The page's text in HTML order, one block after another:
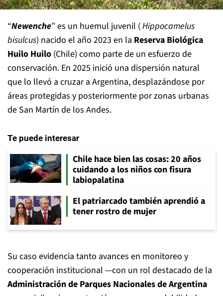
“Newenche” es un huemul juvenil (Hippocamelus
bisulcus) nacido el año 2023 en la Reserva Biológica
Huilo Huilo (Chile) como parte de un esfuerzo de
conservación. En 2025 inició una dispersión natural
que lo llevó a cruzar a Argentina, desplazándose por
áreas protegidas y posteriormente por zonas urbanas
de San Martín de los Andes.
Te puede interesar
Chile hace bien las cosas: 20 años
cuidando a los niños con fisura
labiopalatina
El patriarcado también aprendió a
tener rostro de mujer
Su caso evidencia tanto avances en monitoreo y
cooperación institucional —con un rol destacado de la
Administración de Parques Nacionales de Argentina